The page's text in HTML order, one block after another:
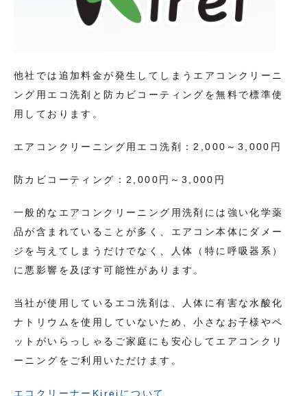
他社では追加料金が発生してしまうエアコンクリーニ
ング用エコ洗剤と防カビコーティングを無料で標準使
用しております。
エアコンクリーニング用エコ洗剤：2,000～3,000円
防カビコーティング：2,000円～3,000円
一般的なエアコンクリーニング用洗剤には強い化学薬
品が含まれていることが多く、エアコン本体にダメー
ジを与えてしまうだけでなく、人体（特に呼吸器系）
に悪影響を及ぼす可能性があります。
当社が使用しているエコ洗剤は、人体に有害な水酸化
ナトリウムを使用していないため、小さなお子様やペ
ットがいらっしゃるご家庭にも安心してエアコンクリ
ーニングをご利用いただけます。
エコクリーナーKireiについて